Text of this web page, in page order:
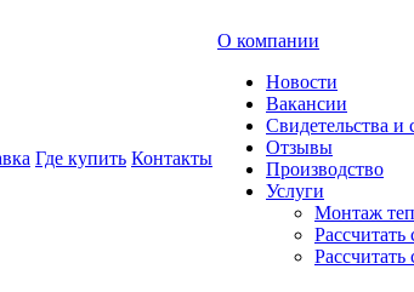
Где купить Контакты
О компании
Новости
Вакансии
Свидетельства и
Отзывы
Производство
Услуги
Монтаж
Рассчитать